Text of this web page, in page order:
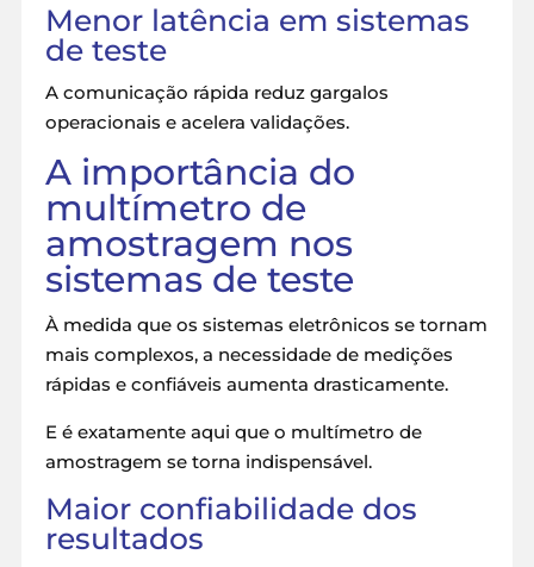
Menor latência em sistemas
de teste
A comunicação rápida reduz gargalos
operacionais e acelera validações.
A importância do
multímetro de
amostragem nos
sistemas de teste
À medida que os sistemas eletrônicos se tornam
mais complexos, a necessidade de medições
rápidas e confiáveis aumenta drasticamente.
E é exatamente aqui que o multímetro de
amostragem se torna indispensável.
Maior confiabilidade dos
resultados